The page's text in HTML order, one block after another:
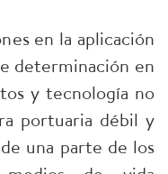
en la aplicación
determinación en
y tecnología no
portuaria débil y
una parte de los